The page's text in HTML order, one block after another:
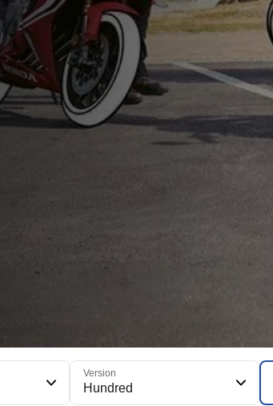
Version
Hundred